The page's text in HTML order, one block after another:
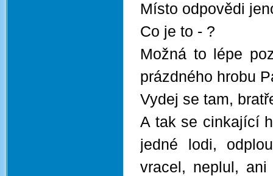
Místo odpovědi
Co je to - ?
Možná to lépe
prázdného hrobu
Vydej se tam,
A tak se cinkající
jedné lodi,
vracel, neplul,